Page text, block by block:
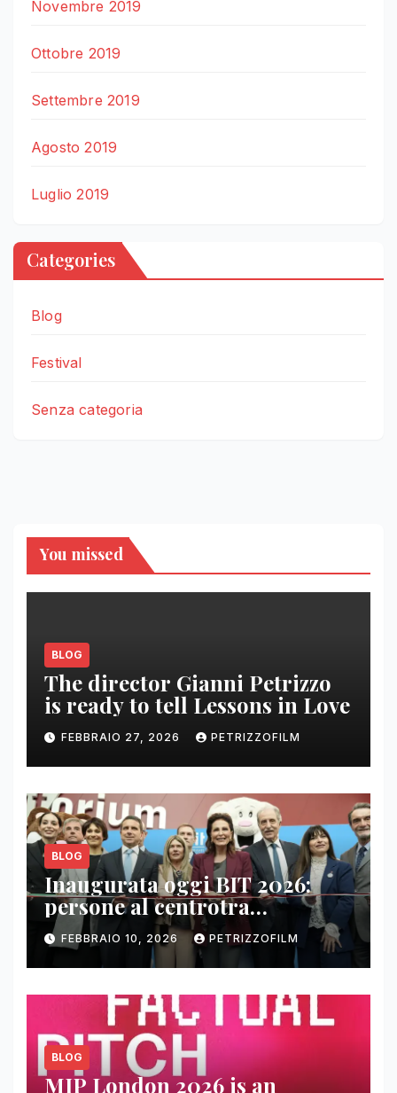
Novembre 2019
Ottobre 2019
Settembre 2019
Agosto 2019
Luglio 2019
Categories
Blog
Festival
Senza categoria
You missed
BLOG
The director Gianni Petrizzo
is ready to tell Lessons in Love
FEBBRAIO 27, 2026 PETRIZZOFILM
BLOG
Inaugurata oggi BIT 2026:
persone al centrotra
contenuti, relazioni e business
FEBBRAIO 10, 2026 PETRIZZOFILM
BLOG
MIP London 2026 is an